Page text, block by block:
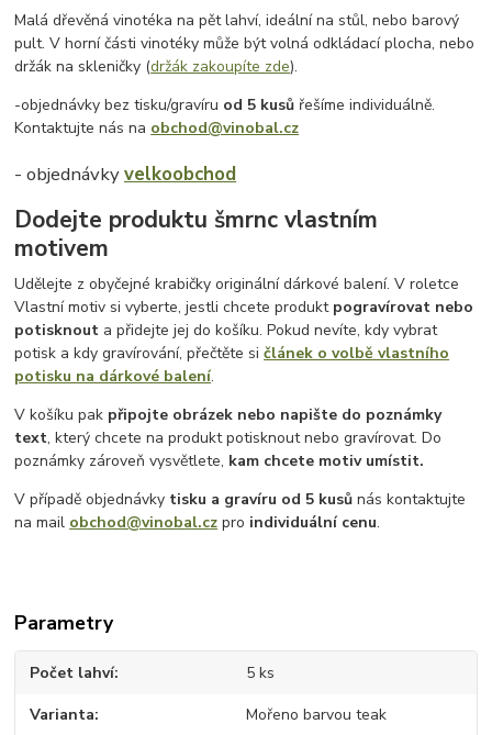
Malá dřevěná vinotéka na pět lahví, ideální na stůl, nebo barový
pult. V horní části vinotéky může být volná odkládací plocha, nebo
držák na skleničky (držák zakoupíte zde).
-objednávky bez tisku/gravíru od 5 kusů řešíme individuálně.
Kontaktujte nás na obchod@vinobal.cz
- objednávkyvelkoobchod
Dodejte produktu šmrnc vlastním
motivem
Udělejte z obyčejné krabičky originální dárkové balení. V roletce
Vlastní motiv si vyberte, jestli chcete produkt pogravírovat nebo
potisknout a přidejte jej do košíku. Pokud nevíte, kdy vybrat
potisk a kdy gravírování, přečtěte sičlánek o volbě vlastního
potisku na dárkové balení.
V košíku pak připojte obrázek nebo napište do poznámky
text, který chcete na produkt potisknout nebo gravírovat. Do
poznámky zároveň vysvětlete, kam chcete motiv umístit.
V případě objednávky tisku a gravíru od 5 kusů nás kontaktujte
na mail obchod@vinobal.cz pro individuální cenu.
Parametry
Počet lahví 5 ks
Varianta Mořeno barvou teak